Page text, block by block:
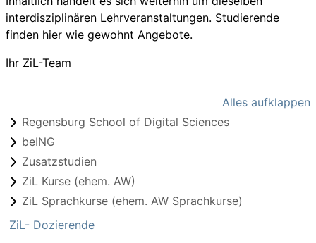
interdisziplinären Lehrveranstaltungen. Studierende
finden hier wie gewohnt Angebote.
Ihr ZiL-Team
Alles aufklappen
Regensburg School of Digital Sciences
beING
Zusatzstudien
ZiL Kurse (ehem. AW)
ZiL Sprachkurse (ehem. AW Sprachkurse)
ZiL- Dozierende